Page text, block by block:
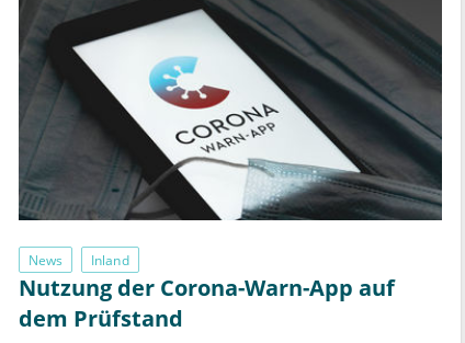
News Inland
Nutzung der Corona-Warn-App auf
dem Prüfstand